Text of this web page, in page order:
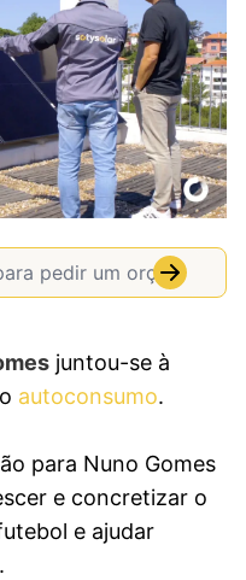
juntou-se à
autoconsumo.
para Nuno Gomes
e concretizar o
e ajudar